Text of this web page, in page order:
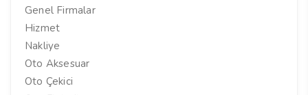
Genel Firmalar
Hizmet
Nakliye
Oto Aksesuar
Oto Çekici